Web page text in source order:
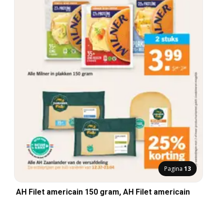
Pagina 13
AH Filet americain 150 gram, AH Filet americain